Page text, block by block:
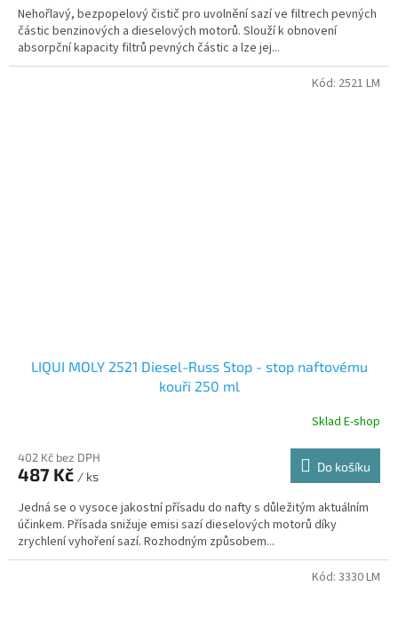
Nehořlavý, bezpopelový čistič pro uvolnění sazí ve filtrech pevných
částic benzinových a dieselových motorů. Slouží k obnovení
absorpční kapacity filtrů pevných částic a lze jej...
LIQUI MOLY 2521 Diesel-Russ Stop - stop naftovému
kouři 250 ml
Sklad E-shop
402 Kč bez DPH
487 Kč / ks
Do košíku
Jedná se o vysoce jakostní přísadu do nafty s důležitým aktuálním
účinkem. Přísada snižuje emisi sazí dieselových motorů díky
zrychlení vyhoření sazí. Rozhodným způsobem...
Kód: 2521 LM
Kód: 3330 LM